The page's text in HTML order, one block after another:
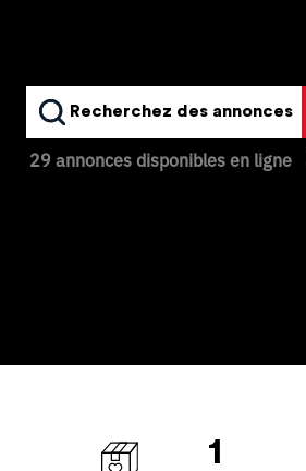
Recherchez des annonces
29 annonces disponibles en ligne
1